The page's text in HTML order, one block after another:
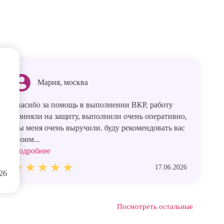
Мария, москва
спасибо за помощь в выполнении ВКР, работу
приняли на защиту, выполнили очень оперативно,
Вы меня очень выручили. буду рекомендовать вас
своим...
Подробнее
17.06.2026
Посмотреть остальные